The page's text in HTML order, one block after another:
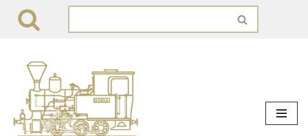
springen